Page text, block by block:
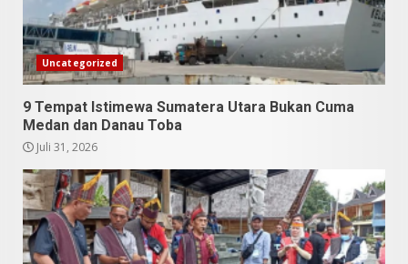
Uncategorized
9 Tempat Istimewa Sumatera Utara Bukan Cuma
Medan dan Danau Toba
Juli 31, 2026
3
9 Makanan Batak yang Wajib
Diketahui! Budaya Batak yang
Jarang Dipahami Orang
Indonesia
Juni 25, 2026
4
Juni 11, 2026
10 Kontroversial Orang Batak